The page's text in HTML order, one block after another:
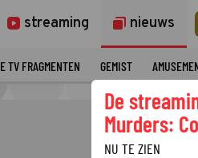
streaming nieuws
TV FRAGMENTEN GEMIST
De
Murders:
NU TE ZIEN